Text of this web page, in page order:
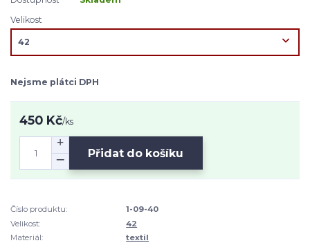
Velikost
Nejsme plátci DPH
450 Kč/ks
Přidat do košíku
Číslo produktu:
1-09-40
Velikost:
42
Materiál:
textil